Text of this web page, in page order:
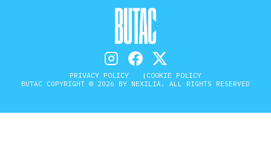
PRIVACY POLICY COOKIE POLICY
BUTAC COPYRIGHT © 2026 BY NEXILIA. ALL RIGHTS RESERVED